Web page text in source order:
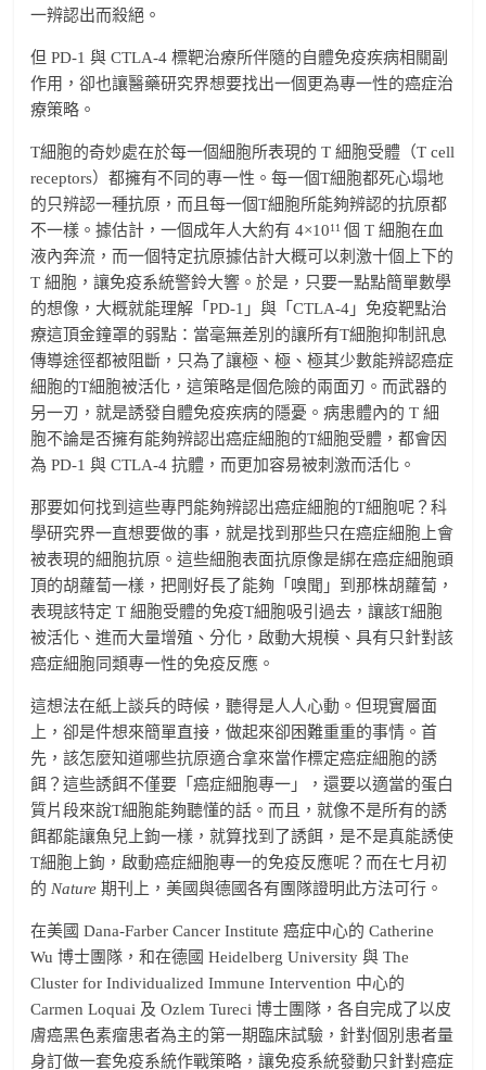
一辨認出而殺絕。
但 PD-1 與 CTLA-4 標靶治療所伴隨的自體免疫疾病相關副
作用，卻也讓醫藥研究界想要找出一個更為專一性的癌症治
療策略。
T細胞的奇妙處在於每一個細胞所表現的 T 細胞受體（T cell
receptors）都擁有不同的專一性。每一個T細胞都死心塌地
的只辨認一種抗原，而且每一個T細胞所能夠辨認的抗原都
不一樣。據估計，一個成年人大約有 4×1011個 T 細胞在血
液內奔流，而一個特定抗原據估計大概可以刺激十個上下的
T 細胞，讓免疫系統警鈴大響。於是，只要一點點簡單數學
的想像，大概就能理解「PD-1」與「CTLA-4」免疫靶點治
療這頂金鐘罩的弱點：當毫無差別的讓所有T細胞抑制訊息
傳導途徑都被阻斷，只為了讓極、極、極其少數能辨認癌症
細胞的T細胞被活化，這策略是個危險的兩面刃。而武器的
另一刃，就是誘發自體免疫疾病的隱憂。病患體內的 T 細
胞不論是否擁有能夠辨認出癌症細胞的T細胞受體，都會因
為 PD-1 與 CTLA-4 抗體，而更加容易被刺激而活化。
那要如何找到這些專門能夠辨認出癌症細胞的T細胞呢？科
學研究界一直想要做的事，就是找到那些只在癌症細胞上會
被表現的細胞抗原。這些細胞表面抗原像是綁在癌症細胞頭
頂的胡蘿蔔一樣，把剛好長了能夠「嗅聞」到那株胡蘿蔔，
表現該特定 T 細胞受體的免疫T細胞吸引過去，讓該T細胞
被活化、進而大量增殖、分化，啟動大規模、具有只針對該
癌症細胞同類專一性的免疫反應。
這想法在紙上談兵的時候，聽得是人人心動。但現實層面
上，卻是件想來簡單直接，做起來卻困難重重的事情。首
先，該怎麼知道哪些抗原適合拿來當作標定癌症細胞的誘
餌？這些誘餌不僅要「癌症細胞專一」，還要以適當的蛋白
質片段來說T細胞能夠聽懂的話。而且，就像不是所有的誘
餌都能讓魚兒上鉤一樣，就算找到了誘餌，是不是真能誘使
T細胞上鉤，啟動癌症細胞專一的免疫反應呢？而在七月初
的Nature 期刊上，美國與德國各有團隊證明此方法可行。
在美國 Dana-Farber Cancer Institute 癌症中心的 Catherine
Wu 博士團隊，和在德國 Heidelberg University 與 The
Cluster for Individualized Immune Intervention 中心的
Carmen Loquai 及 Ozlem Tureci 博士團隊，各自完成了以皮
膚癌黑色素瘤患者為主的第一期臨床試驗，針對個別患者量
身訂做一套免疫系統作戰策略，讓免疫系統發動只針對癌症